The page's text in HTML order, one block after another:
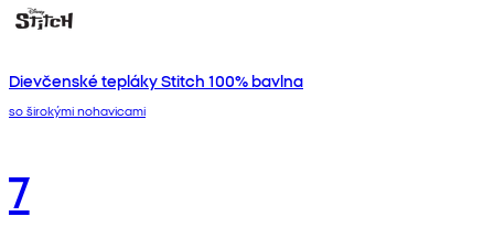
Dievčenské tepláky Stitch 100% bavlna
so širokými nohavicami
7